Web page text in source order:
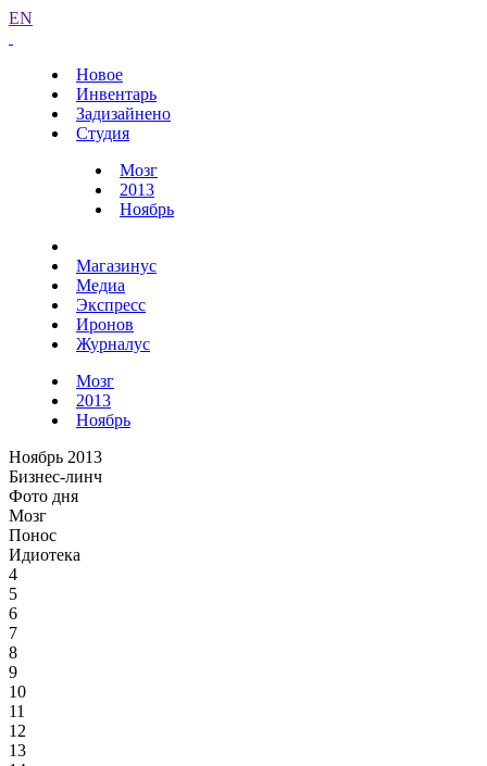
EN
Новое
Инвентарь
Задизайнено
Студия
Мозг
2013
Ноябрь
Магазинус
Медиа
Экспресс
Иронов
Журналус
Мозг
2013
Ноябрь
Ноябрь 2013
Бизнес-линч
Фото дня
Мозг
Понос
Идиотека
4
5
6
7
8
9
10
11
12
13